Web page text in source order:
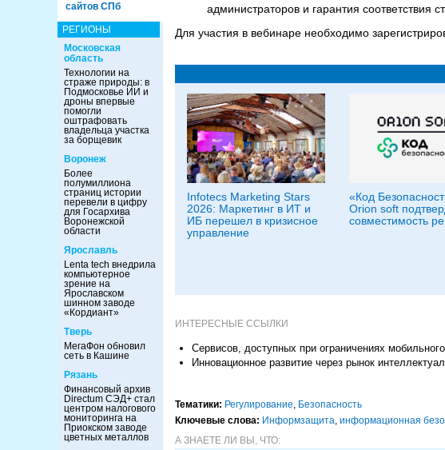
сайтов СПб
РЕГИОНЫ
Московская
область
Технологии на
страже природы: в
Подмосковье ИИ и
дроны впервые
помогли
оштрафовать
владельца участка
за борщевик
Воронеж
Более
полумиллиона
страниц истории
перевели в цифру
для Госархива
Воронежской
области
Ярославль
Lenta tech внедрила
компьютерное
зрение на
Ярославском
шинном заводе
«Кордиант»
Тверь
МегаФон обновил
сеть в Кашине
Рязань
Финансовый архив
Directum СЭД+ стал
центром налогового
мониторинга на
Приокском заводе
цветных металлов
администраторов и гарантия соответствия
Для участия в вебинаре необходимо
Infotecs Marketing Stars
2026: Маркетинг в ИТ и
ИБ перешел в кризисное
управление
«Код
Orion soft
совместимость
ИНТЕРЕСНЫЕ ССЫЛКИ
Сервисов, доступных при ограничениях
Инновационное развитие через рынок
Тематики: Регулирование, Безопасность
Ключевые слова: Информзащита, информационная
А ЗНАЕТЕ ЛИ ВЫ, ЧТО: